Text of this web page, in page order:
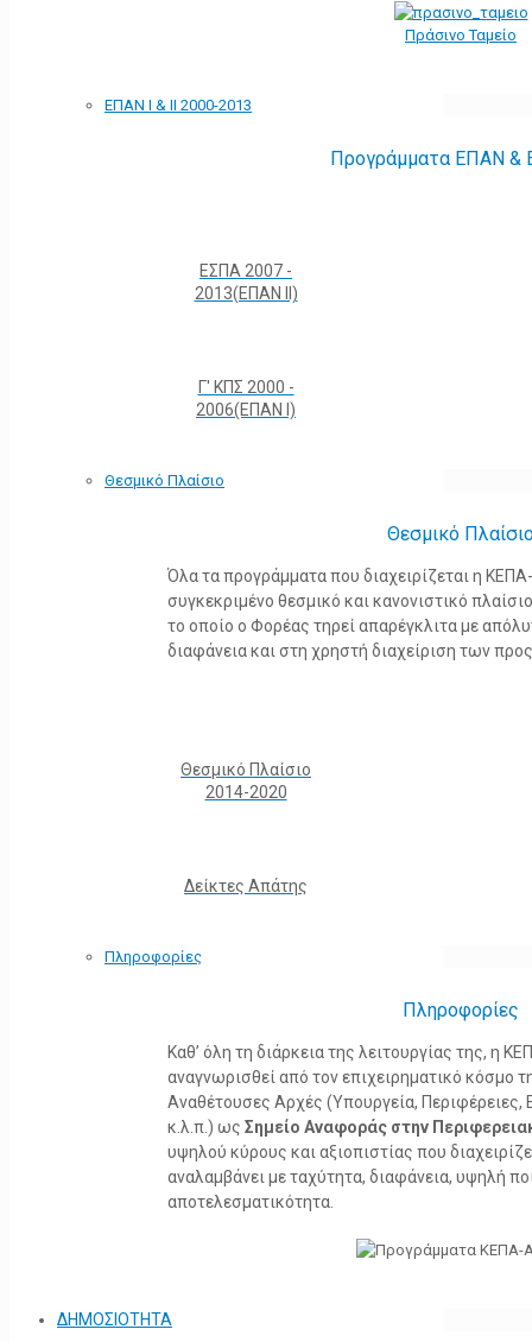
Πράσινο Ταμείο
ΕΠΑΝ Ι & ΙΙ 2000-2013
Προγράμματα ΕΠΑΝ &
ΕΣΠΑ 2007 -
2013(ΕΠΑΝ ΙΙ)
Γ' ΚΠΣ 2000 -
2006(ΕΠΑΝ Ι)
Θεσμικό Πλαίσιο
Θεσμικό
Όλα τα προγράμματα που διαχειρίζεται η
συγκεκριμένο θεσμικό και κανονιστικό
το οποίο ο Φορέας τηρεί απαρέγκλιτα με
διαφάνεια και στη χρηστή διαχείριση των
Θεσμικό Πλαίσιο
2014-2020
Δείκτες Απάτης
Πληροφορίες
Πληροφορίες
Καθ’ όλη τη διάρκεια της λειτουργίας της, η
αναγνωρισθεί από τον επιχειρηματικό κόσμο
Αναθέτουσες Αρχές (Υπουργεία, Περιφέρειες,
κ.λ.π.) ως Σημείο Αναφοράς στην
υψηλού κύρους και αξιοπιστίας που
αναλαμβάνει με ταχύτητα, διαφάνεια, υψηλή
αποτελεσματικότητα.
ΔΗΜΟΣΙΟΤΗΤΑ